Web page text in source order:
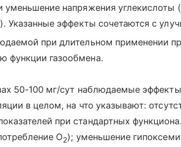
уменьшение напряжения углекислоты
). Указанные эффекты сочетаются с
при длительном применении
функции газообмена.
50-100 мг/сут наблюдаемые эффекты
в целом, на что указывают:
при стандартных
О2); уменьшение